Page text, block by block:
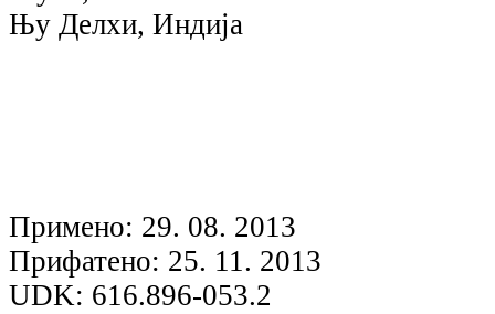
Њу Делхи, Индија
Примено: 29. 08. 2013
Прифатено: 25. 11. 2013
UDK: 616.896-053.2